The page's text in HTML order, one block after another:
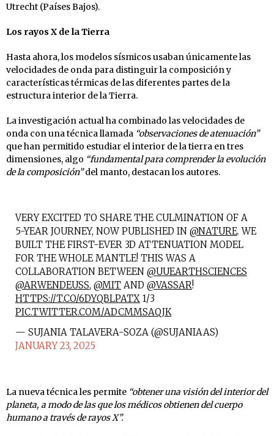
Utrecht (Países Bajos).
Los rayos X de la Tierra
Hasta ahora, los modelos sísmicos usaban únicamente las
velocidades de onda para distinguir la composición y
características térmicas de las diferentes partes de la
estructura interior de la Tierra.
La investigación actual ha combinado las velocidades de
onda con una técnica llamada “observaciones de atenuación”
que han permitido estudiar el interior de la tierra en tres
dimensiones, algo “fundamental para comprender la evolución
de la composición”del manto, destacan los autores.
VERY EXCITED TO SHARE THE CULMINATION OF A
5-YEAR JOURNEY, NOW PUBLISHED IN @NATURE. WE
BUILT THE FIRST-EVER 3D ATTENUATION MODEL
FOR THE WHOLE MANTLE! THIS WAS A
COLLABORATION BETWEEN @UUEARTHSCIENCES
@ARWENDEUSS, @MIT AND @VASSAR!
HTTPS://T.CO/6DYQBLPATX 1/3
PIC.TWITTER.COM/ADCMMSAQJK
— SUJANIA TALAVERA-SOZA (@SUJANIAAS)
JANUARY 23, 2025
La nueva técnica les permite “obtener una visión del interior del
planeta, a modo de las que los médicos obtienen del cuerpo
humano a través de rayos X”.